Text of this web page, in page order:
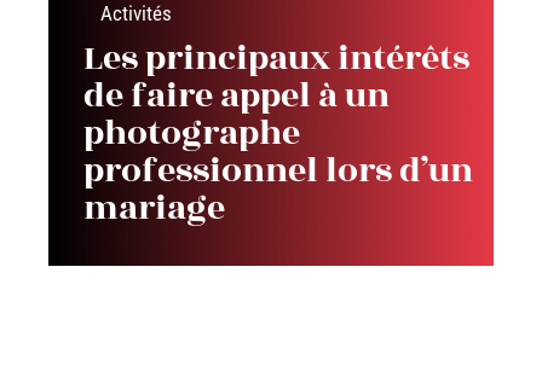
Activités
Les principaux intérêts
de faire appel à un
photographe
professionnel lors d’un
mariage